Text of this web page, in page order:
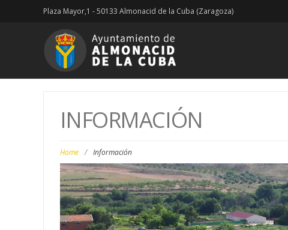
Plaza Mayor,1 - 50133 Almonacid de la Cuba (Zaragoza)
INFORMACIÓN
Home / Información